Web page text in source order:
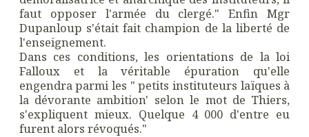
faut opposer l'armée du clergé." Enfin Mgr
Dupanloup s'était fait champion de la liberté de
l'enseignement.
Dans ces conditions, les orientations de la loi
Falloux et la véritable épuration qu'elle
engendra parmi les " petits instituteurs laïques à
la dévorante ambition' selon le mot de Thiers,
s'expliquent mieux. Quelque 4 000 d'entre eu
furent alors révoqués."